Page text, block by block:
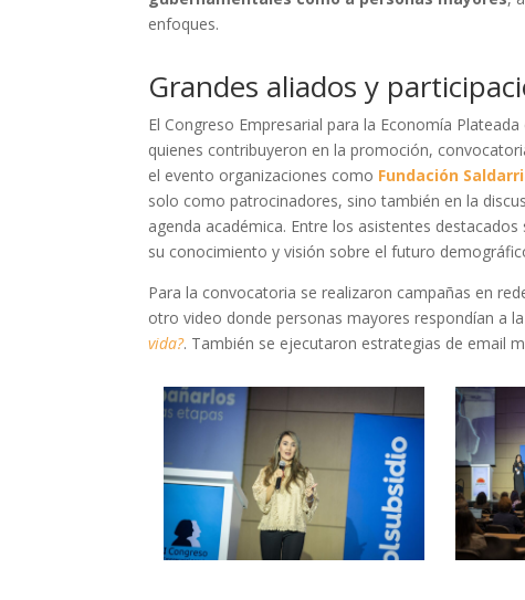
enfoques.
Grandes aliados y
El Congreso Empresarial para la Economía
quienes contribuyeron en la promoción,
el evento organizaciones como Fundación
solo como patrocinadores, sino también en la
agenda académica. Entre los asistentes
su conocimiento y visión sobre el futuro
Para la convocatoria se realizaron campañas en
otro video donde personas mayores respondían a
vida?. También se ejecutaron estrategias de email